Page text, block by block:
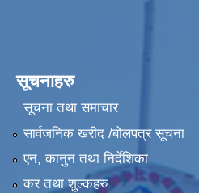
सूचनाहरु
सूचना तथा समाचार
सार्वजनिक खरीद /बोलपत्र सूचना
एन, कानुन तथा निर्देशिका
कर तथा शुल्कहरु